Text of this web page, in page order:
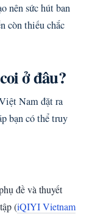
nên sức hút ban
còn thiếu chắc
ở đâu?
Nam đặt ra
bạn có thể truy
đề và thuyết
(iQIYI Vietnam